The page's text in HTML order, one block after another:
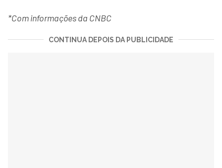
*Com informações da CNBC
CONTINUA DEPOIS DA PUBLICIDADE